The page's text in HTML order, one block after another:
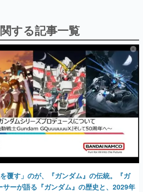
者・hamatsu氏がゲームの魅力を画面や操作の
から解き明かしていく、硬派で骨太な評論連載
が変えた日本語
」「裏技」「ラスボス」… ゲームにまつわる言葉
用法の変遷を、コンピューター文化史研究家・タ
が徹底調査。
する記事一覧
覆す」のが、『ガンダム』の伝統。『ガ
サーが語る『ガンダム』の歴史と、2029年